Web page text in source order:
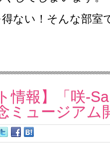
ない！そんな部室
情報】「咲-
ミュージアム